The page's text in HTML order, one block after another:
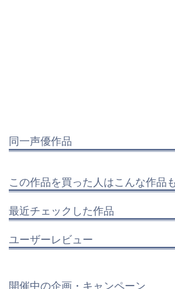
同一声優作品
この作品を買った人はこんな作品
最近チェックした作品
ユーザーレビュー
開催中の企画・キャンペーン